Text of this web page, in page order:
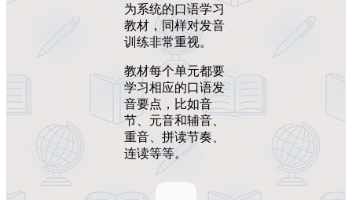
为系统的口语学习
教材，同样对发音
训练非常重视。
教材每个单元都要
学习相应的口语发
音要点，比如音
节、元音和辅音、
重音、拼读节奏、
连读等等。